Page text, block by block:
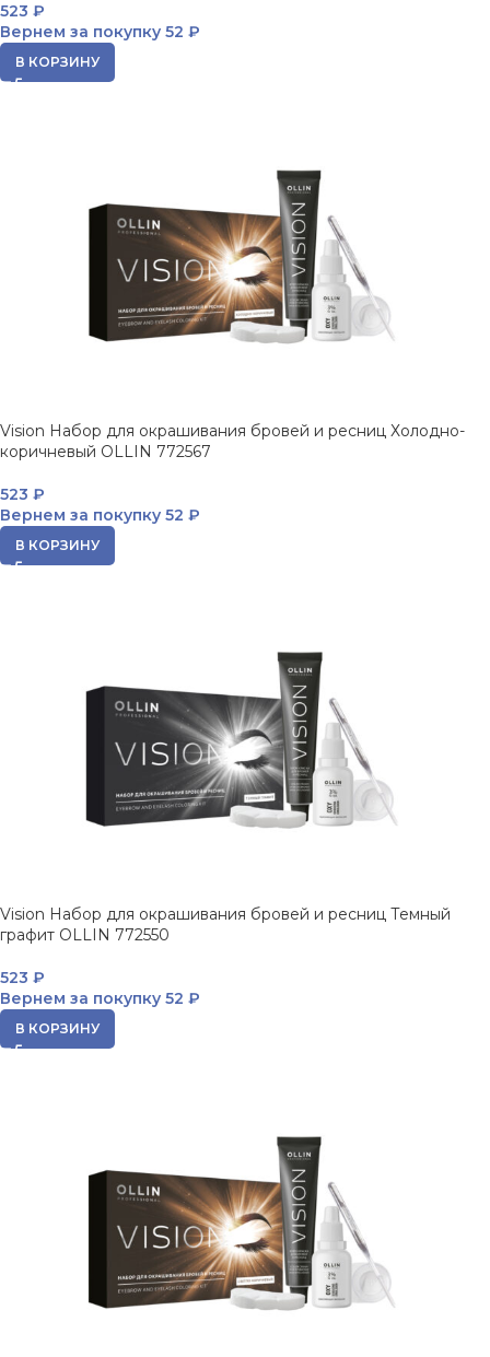
523 ₽
Вернем за покупку 52 ₽
В КОРЗИНУ
Vision Набор для окрашивания бровей и ресниц Холодно-
коричневый OLLIN 772567
523 ₽
Вернем за покупку 52 ₽
В КОРЗИНУ
Vision Набор для окрашивания бровей и ресниц Темный
графит OLLIN 772550
523 ₽
Вернем за покупку 52 ₽
В КОРЗИНУ